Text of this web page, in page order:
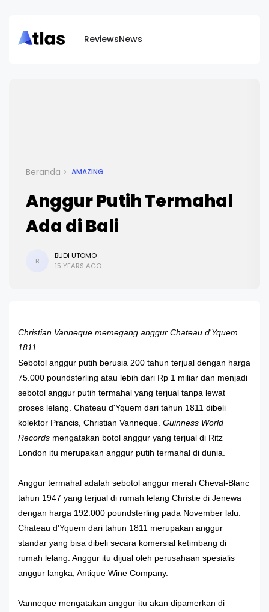
ReviewsNews
Beranda AMAZING
Anggur Putih Termahal
Ada di Bali
B
BUDI UTOMO
15 YEARS AGO
Christian Vanneque memegang anggur Chateau d'Yquem
1811.
Sebotol anggur putih berusia 200 tahun terjual dengan harga
75.000 poundsterling atau lebih dari Rp 1 miliar dan menjadi
sebotol anggur putih termahal yang terjual tanpa lewat
proses lelang. Chateau d'Yquem dari tahun 1811 dibeli
kolektor Prancis, Christian Vanneque. Guinness World
Records mengatakan botol anggur yang terjual di Ritz
London itu merupakan anggur putih termahal di dunia.
Anggur termahal adalah sebotol anggur merah Cheval-Blanc
tahun 1947 yang terjual di rumah lelang Christie di Jenewa
dengan harga 192.000 poundsterling pada November lalu.
Chateau d'Yquem dari tahun 1811 merupakan anggur
standar yang bisa dibeli secara komersial ketimbang di
rumah lelang. Anggur itu dijual oleh perusahaan spesialis
anggur langka, Antique Wine Company.
Vanneque mengatakan anggur itu akan dipamerkan di